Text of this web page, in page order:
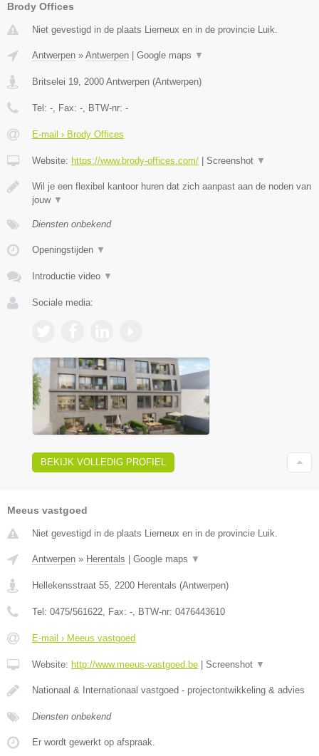
Brody Offices
Niet gevestigd in de plaats Lierneux en in de provincie Luik.
Antwerpen » Antwerpen Google maps ▼
Britselei 19, 2000 Antwerpen (Antwerpen)
Tel: -, Fax: -, BTW-nr: -
E-mail › Brody Offices
Website: https://www.brody-offices.com/ Screenshot ▼
Wil je een flexibel kantoor huren dat zich aanpast aan de noden van
jouw ▼
Diensten onbekend
Openingstijden ▼
Introductie video ▼
Sociale media:
BEKIJK VOLLEDIG PROFIEL
Meeus vastgoed
Niet gevestigd in de plaats Lierneux en in de provincie Luik.
Antwerpen » Herentals Google maps ▼
Hellekensstraat 55, 2200 Herentals (Antwerpen)
Tel: 0475/561622, Fax: -, BTW-nr: 0476443610
E-mail › Meeus vastgoed
Website: http://www.meeus-vastgoed.be Screenshot ▼
Nationaal & Internationaal vastgoed - projectontwikkeling & advies
Diensten onbekend
Er wordt gewerkt op afspraak.